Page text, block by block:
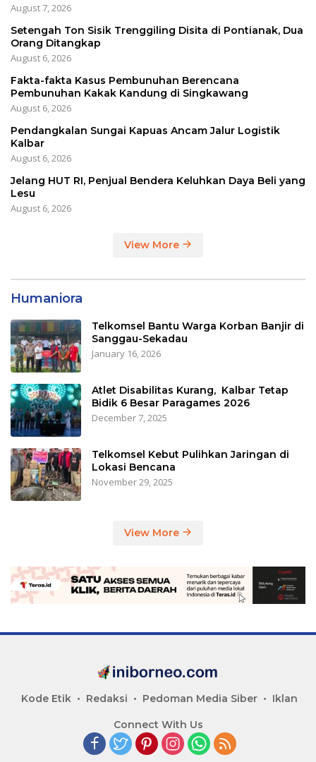
August 7, 2026
Setengah Ton Sisik Trenggiling Disita di Pontianak, Dua
Orang Ditangkap
August 6, 2026
Fakta-fakta Kasus Pembunuhan Berencana
Pembunuhan Kakak Kandung di Singkawang
August 6, 2026
Pendangkalan Sungai Kapuas Ancam Jalur Logistik
Kalbar
August 6, 2026
Jelang HUT RI, Penjual Bendera Keluhkan Daya Beli yang
Lesu
August 6, 2026
View More
Humaniora
Telkomsel Bantu Warga Korban Banjir di
Sanggau-Sekadau
January 16, 2026
Atlet Disabilitas Kurang, Kalbar Tetap
Bidik 6 Besar Paragames 2026
December 7, 2025
Telkomsel Kebut Pulihkan Jaringan di
Lokasi Bencana
November 29, 2025
View More
Kode Etik Redaksi Pedoman Media Siber Iklan
Connect With Us